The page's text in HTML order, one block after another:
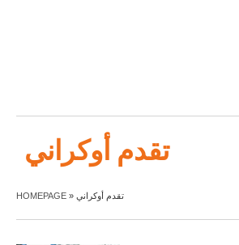
تقدم أوكراني
HOMEPAGE » تقدم أوكراني